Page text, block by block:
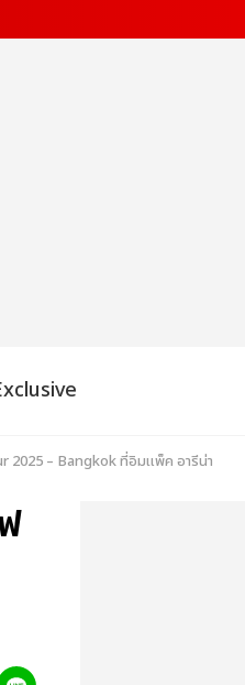
2025 – Bangkok ที่อิมแพ็ค อารีน่า